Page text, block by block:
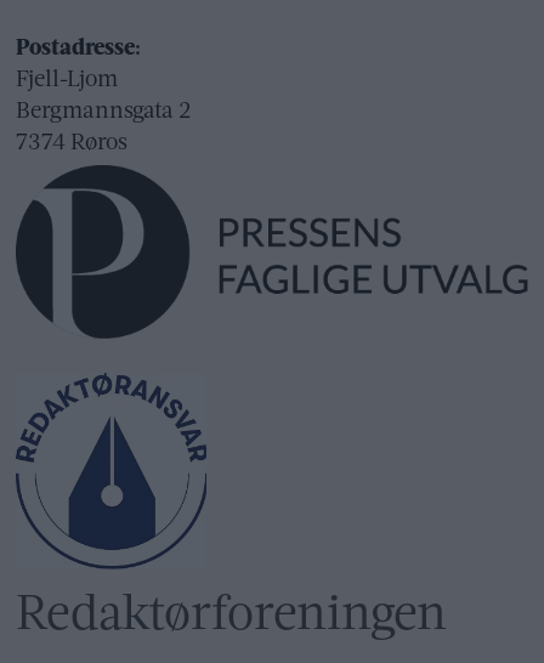
Postadresse:
Fjell-Ljom
Bergmannsgata 2
7374 Røros
Redaktør­foreningen